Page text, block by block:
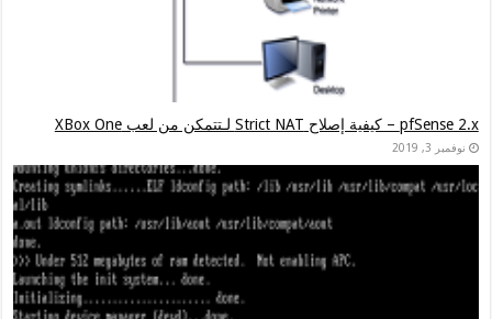
pfSense 2.x – كيفية إصلاح Strict NAT لـتتمكن من لعب XBox One
نوفمبر 3, 2019